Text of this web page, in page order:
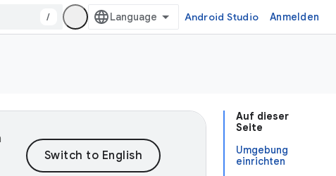
/ Android Studio Anmelden
Auf dieser
Seite
Umgebung
einrichten